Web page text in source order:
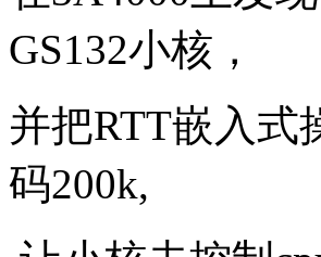
GS132小核，
并把RTT嵌入式
码200k,